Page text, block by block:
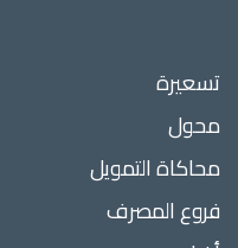
Menu
de
page
تسعيرة
محول
محاكاة التمويل
فروع المصرف